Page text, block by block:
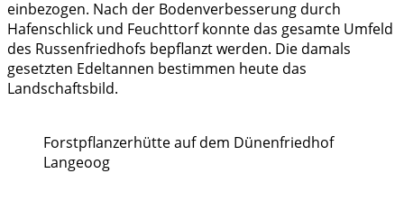
einbezogen. Nach der Bodenverbesserung durch
Hafenschlick und Feuchttorf konnte das gesamte Umfeld
des Russenfriedhofs bepflanzt werden. Die damals
gesetzten Edeltannen bestimmen heute das
Landschaftsbild.
Forstpflanzerhütte auf dem Dünenfriedhof
Langeoog